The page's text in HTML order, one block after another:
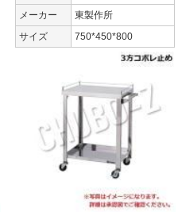
メーカー
東製作所
サイズ
750*450*800